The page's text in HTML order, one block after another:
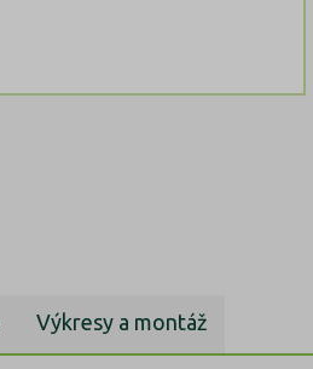
Výkresy a montáž